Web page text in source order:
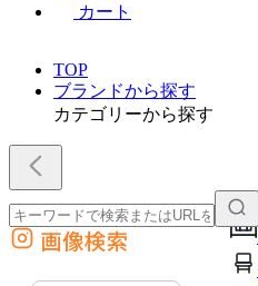
カート
TOP
ブランドから探す
カテゴリーから探す
外部サイトの商品をカートに追加
他のサイトで見つけた商品ページのURLを貼り付け
画像検索